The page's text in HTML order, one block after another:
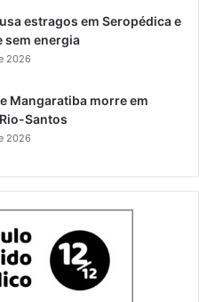
estragos em Seropédica e
sem energia
2026
Mangaratiba morre em
Santos
2026